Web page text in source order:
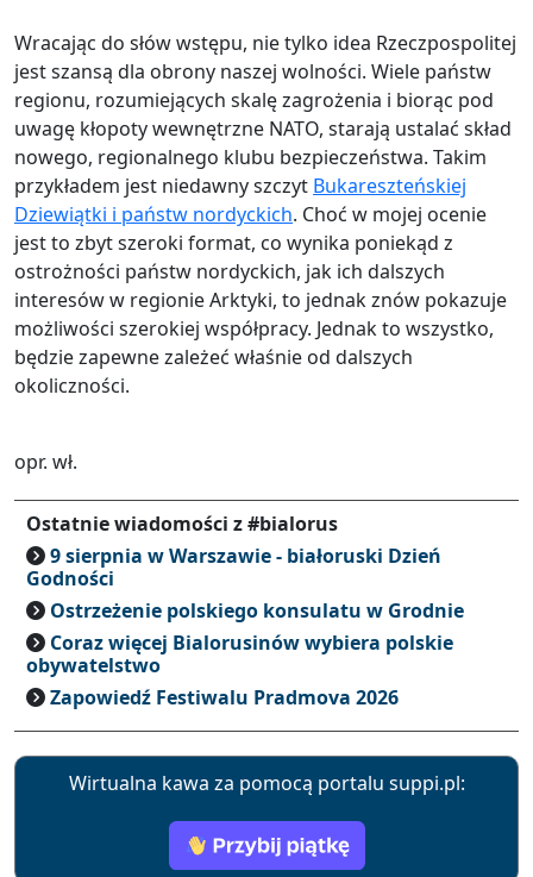
Wracając do słów wstępu, nie tylko idea Rzeczpospolitej
jest szansą dla obrony naszej wolności. Wiele państw
regionu, rozumiejących skalę zagrożenia i biorąc pod
uwagę kłopoty wewnętrzne NATO, starają ustalać skład
nowego, regionalnego klubu bezpieczeństwa. Takim
przykładem jest niedawny szczyt Bukareszteńskiej
Dziewiątki i państw nordyckich. Choć w mojej ocenie
jest to zbyt szeroki format, co wynika poniekąd z
ostrożności państw nordyckich, jak ich dalszych
interesów w regionie Arktyki, to jednak znów pokazuje
możliwości szerokiej współpracy. Jednak to wszystko,
będzie zapewne zależeć właśnie od dalszych
okoliczności.
opr. wł.
Ostatnie wiadomości z #bialorus
9 sierpnia w Warszawie - białoruski Dzień
Godności
Ostrzeżenie polskiego konsulatu w Grodnie
Coraz więcej Bialorusinów wybiera polskie
obywatelstwo
Zapowiedź Festiwalu Pradmova 2026
Wirtualna kawa za pomocą portalu suppi.pl: